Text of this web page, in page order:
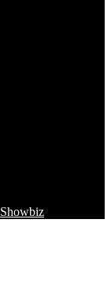
Showbiz